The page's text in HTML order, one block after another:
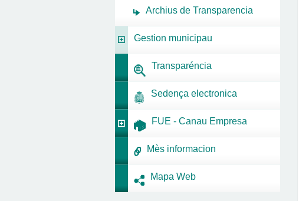
Archius de Transparencia
Gestion municipau
Transparéncia
Sedença electronica
FUE - Canau Empresa
Mès informacion
Mapa Web